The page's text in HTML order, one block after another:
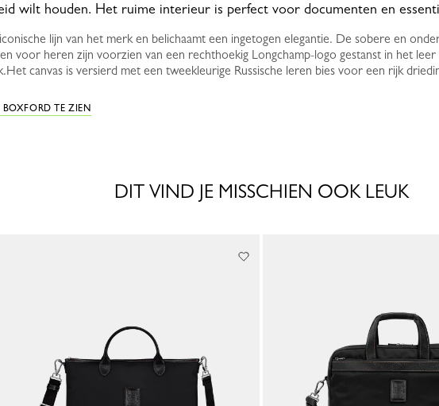
wilt houden. Het ruime interieur is perfect voor documenten en
lijn van het merk en belichaamt een ingetogen elegantie. De sobere en
voor heren zijn voorzien van een rechthoekig Longchamp-logo gestanst in het
canvas is versierd met een tweekleurige Russische leren bies voor een rijk
TE ZIEN
DIT VIND JE MISSCHIEN OOK LEUK